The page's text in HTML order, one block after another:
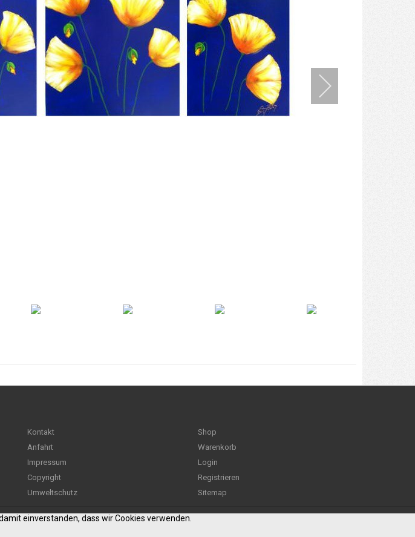
Kontakt
Anfahrt
Impressum
Copyright
Umweltschutz
Shop
Warenkorb
Login
Registrieren
Sitemap
einverstanden, dass wir Cookies verwenden.